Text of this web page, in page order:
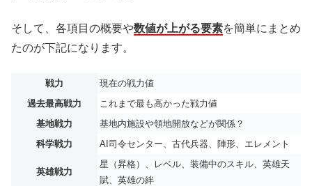
そして、各項目の概要や数値が上がる要素を簡単にまとめ
たのが下記になります。
戦力
現在の戦力値
過去最高戦力
これまで最も高かった戦力値
基地戦力
基地内施設や領地開放などが関係？
科学戦力
AI司令センター、古代兵器、陣形、エレメント
英雄戦力
星（昇格）、レベル、装備中のスキル、英雄天
賦、英雄の絆